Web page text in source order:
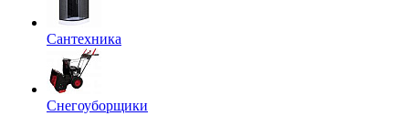
Сантехника
Снегоуборщики